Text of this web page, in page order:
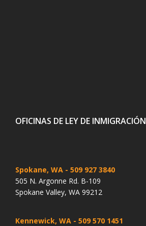
OFICINAS DE LEY DE INMIGRACIÓN
Spokane, WA - 509 927 3840
505 N. Argonne Rd. B-109
Spokane Valley, WA 99212
Kennewick, WA - 509 570 1451